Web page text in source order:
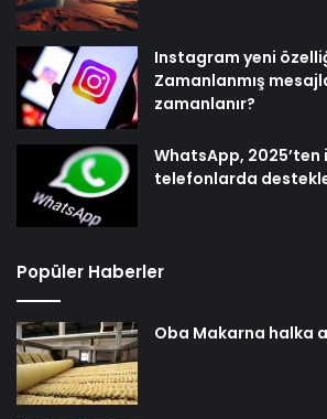
Instagram yeni
Zamanlanmış
zamanlanır?
WhatsApp,
telefonlarda
Popüler Haberler
Oba Makarna halka